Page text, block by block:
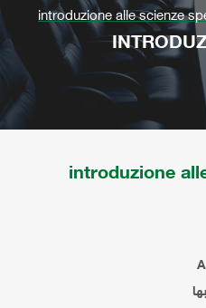
introduzione alle scienze
introduzione